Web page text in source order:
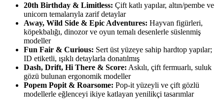
20th Birthday & Limitless: Çift katlı yapılar, altın/pembe ve
unicorn temalarıyla zarif detaylar
Away, Wild Side & Epic Adventures: Hayvan figürleri,
köpekbalığı, dinozor ve oyun temalı desenlerle süslenmiş
modeller
Fun Fair & Curious: Sert üst yüzeye sahip hardtop yapılar;
ID etiketli, ışıklı detaylarla donatılmış
Dash, Drift, Hi There & Score: Askılı, çift fermuarlı, suluk
gözü bulunan ergonomik modeller
Popem Popit & Roarsome: Pop-it yüzeyli ve çift gözlü
modellerle eğlenceyi ikiye katlayan yenilikçi tasarımlar